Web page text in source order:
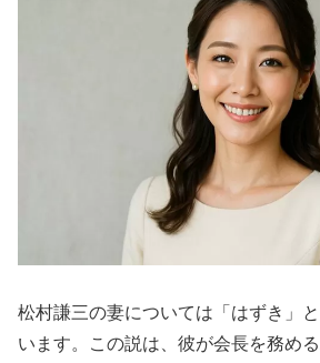
松村謙三の妻については「はずき」
います。この説は、彼が会長を務め